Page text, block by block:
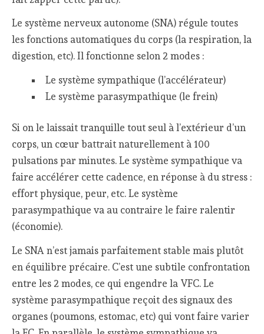
Le système nerveux autonome (SNA) régule toutes
les fonctions automatiques du corps (la respiration, la
digestion, etc). Il fonctionne selon 2 modes :
Le système sympathique (l’accélérateur)
Le système parasympathique (le frein)
Si on le laissait tranquille tout seul à l’extérieur d’un
corps, un cœur battrait naturellement à 100
pulsations par minutes. Le système sympathique va
faire accélérer cette cadence, en réponse à du stress :
effort physique, peur, etc. Le système
parasympathique va au contraire le faire ralentir
(économie).
Le SNA n’est jamais parfaitement stable mais plutôt
en équilibre précaire. C’est une subtile confrontation
entre les 2 modes, ce qui engendre la VFC. Le
système parasympathique reçoit des signaux des
organes (poumons, estomac, etc) qui vont faire varier